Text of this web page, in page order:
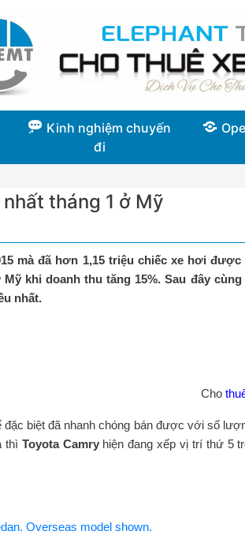
Kinh nghiệm chuyến
đi
tháng 1 ở Mỹ
mà đã hơn 1,15 triệu chiếc xe hơi
khi doanh thu tăng 15%. Sau đây
nhất.
Cho
biệt đã nhanh chóng bán được với số
thì Toyota Camryhiện đang xếp vị trí thứ 5